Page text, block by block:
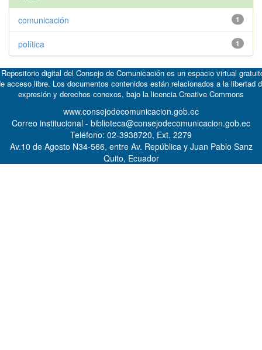
1
comunicación
1
política
digital del Consejo de Comunicación es un espacio virtual
acceso libre. Los documentos contenidos están relacionados a la libertad
expresión y derechos conexos, bajo la licencia Creative Commons
www.consejodecomunicacion.gob.ec
Correo institucional - biblioteca@consejodecomunicacion.gob.ec
Teléfono: 02-3938720, Ext. 2279
Av.10 de Agosto N34-566, entre Av. República y Juan Pablo Sanz
Quito, Ecuador